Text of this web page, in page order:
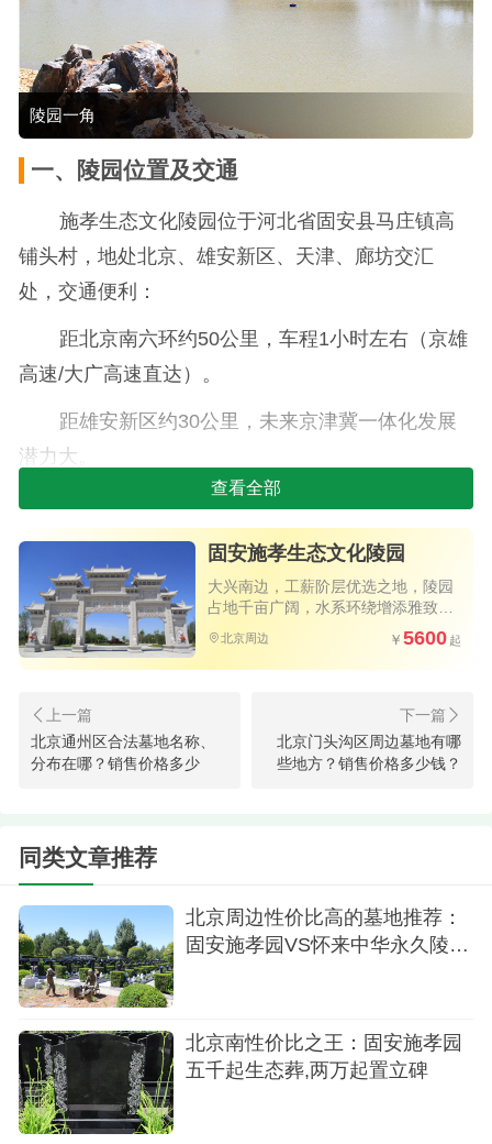
陵园一角
一、陵园位置及交通
施孝生态文化陵园位于河北省固安县马庄镇高
铺头村，地处北京、雄安新区、天津、廊坊交汇
处，交通便利：
距北京南六环约50公里，车程1小时左右（京雄
高速/大广高速直达）。
距雄安新区约30公里，未来京津冀一体化发展
潜力大。
自驾：导航“固安施孝生态文化陵园”，京雄高速
（北京出发）或大广高速（G45）可达。
班车：部分殡葬服务机构提供免费选墓接送，
可提前咨询。
二、树葬价格及特点
施孝园主打生态节地葬，树葬价格亲民，5000
元起，具体如下：
价格：约5000元-1万元
查看全部
固安施孝生态文化陵园
大兴南边，工薪阶层优选之地，陵园
占地千亩广阔，水系环绕增添雅致，
北京周边 5600
北京通州区合法墓地名称、
分布在哪？销售价格多少
北京门头沟区周边墓地有哪
些地方？销售价格多少钱？
同类文章推荐
北京周边性价比高的墓地推荐：
固安施孝园VS怀来中华永久陵
北京南性价比之王：固安施孝园
五千起生态葬,两万起置立碑